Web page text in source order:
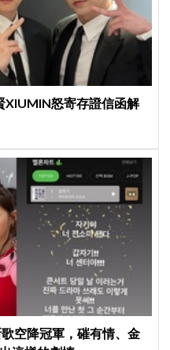
XIUMIN怒寄存證信函解
空降冠軍，磪有情、金